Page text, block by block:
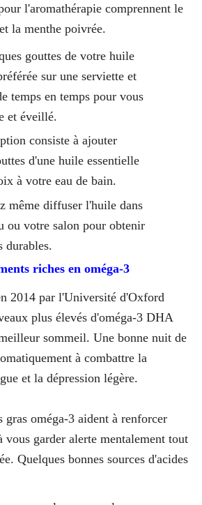
l'aromathérapie comprennent le
la menthe poivrée.
gouttes de votre huile
sur une serviette et
temps en temps pour vous
et éveillé.
consiste à ajouter
d'une huile essentielle
à votre eau de bain.
même diffuser l'huile dans
ou votre salon pour obtenir
durables.
riches en oméga-3
2014 par l'Université d'Oxford
plus élevés d'oméga-3 DHA
sommeil. Une bonne nuit de
à combattre la
et la dépression légère.
gras oméga-3 aident à renforcer
garder alerte mentalement tout
Quelques bonnes sources d'acides